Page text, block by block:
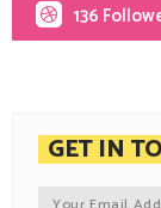
136
GET IN